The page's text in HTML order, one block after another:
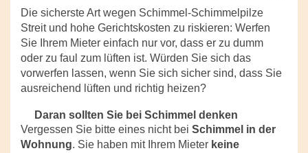
Die sicherste Art wegen Schimmel-Schimmelpilze
Streit und hohe Gerichtskosten zu riskieren: Werfen
Sie Ihrem Mieter einfach nur vor, dass er zu dumm
oder zu faul zum lüften ist. Würden Sie sich das
vorwerfen lassen, wenn Sie sich sicher sind, dass Sie
ausreichend lüften und richtig heizen?
Daran sollten Sie bei Schimmel denken
Vergessen Sie bitte eines nicht bei Schimmel in der
Wohnung. Sie haben mit Ihrem Mieter keine